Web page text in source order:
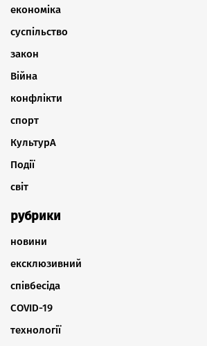
економіка
суспільство
закон
Війна
конфлікти
спорт
КультурА
Події
світ
рубрики
новини
ексклюзивний
співбесіда
COVID-19
технології